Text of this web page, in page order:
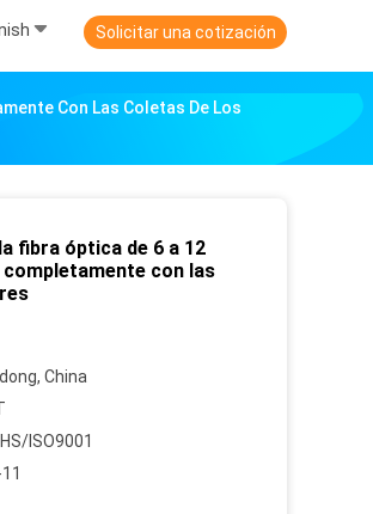
Solicitar una cotización
Con Las Coletas De Los
fibra óptica de 6 a 12
completamente con las
China
ISO9001